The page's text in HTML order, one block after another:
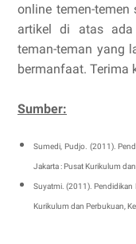
online temen-
artikel di atas ada
teman-teman yang
bermanfaat. Terima
Sumber:
Sumedi, Pudjo. (2011).
Jakarta : Pusat Kurikulum
Suyatmi. (2011). Pendidikan
Kurikulum dan Perbukuan,